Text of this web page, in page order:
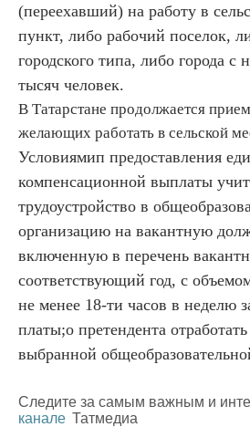
(переехавший) на работу в
пункт, либо рабочий поселок,
городского типа, либо города с
тысяч человек.
В Татарстане продолжается
желающих работать в сельской
Условиямип предоставления
компенсационной выплаты
трудоустройство в
организацию на вакантную
включенную в перечень
соответствующий год, с
не менее 18-ти часов в неделю
платы;о претендента
выбранной
Следите за самым важным и
канале Татмедиа